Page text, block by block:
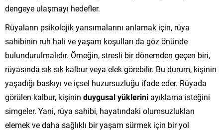
dengeye ulaşmayı hedefler.
Rüyaların psikolojik yansımalarını anlamak için, rüya
sahibinin ruh hali ve yaşam koşulları da göz önünde
bulundurulmalıdır. Örneğin, stresli bir dönemden geçen biri,
rüyasında sık sık kalbur veya elek görebilir. Bu durum, kişinin
yaşadığı baskıyı ve içsel huzursuzluğu ifade eder. Rüyada
görülen kalbur, kişinin duygusal yüklerini ayıklama isteğini
simgeler. Yani, rüya sahibi, hayatındaki olumsuzlukları
elemek ve daha sağlıklı bir yaşam sürmek için bir yol